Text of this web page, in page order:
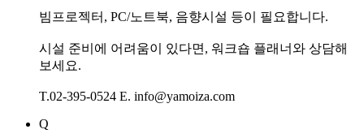
빔프로젝터, PC/노트북, 음향시설 등이 필요합니다.
시설 준비에 어려움이 있다면, 워크숍 플래너와 상담해
보세요.
T.02-395-0524 E. info@yamoiza.com
Q